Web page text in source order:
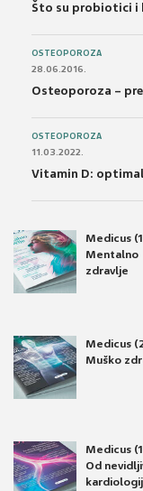
Što su probiotici i
OSTEOPOROZA
28.06.2016.
Osteoporoza –
OSTEOPOROZA
11.03.2022.
Vitamin D:
Medicus
Mentalno
zdravlje
Medicus
Muško
Medicus
Od